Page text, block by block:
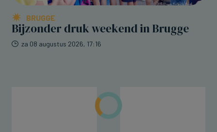
BRUGGE
Bijzonder druk weekend in Brugge
za 08 augustus 2026, 17:16